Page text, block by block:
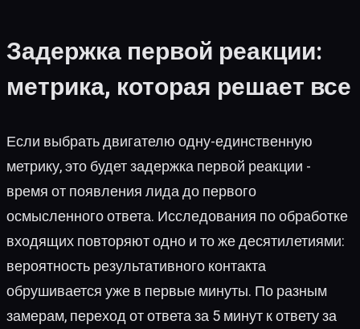
Задержка первой реакции:
метрика, которая решает все
Если выбрать двигателю одну-единственную
метрику, это будет задержка первой реакции -
время от появления лида до первого
осмысленного ответа. Исследования по обработке
входящих повторяют одно и то же десятилетиями:
вероятность результативного контакта
обрушивается уже в первые минуты. По разным
замерам, переход от ответа за 5 минут к ответу за